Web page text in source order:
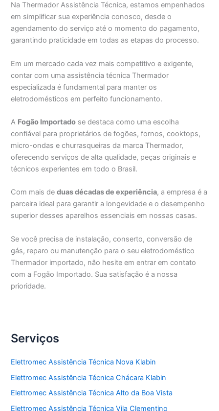
Na Thermador Assistência Técnica, estamos empenhados
em simplificar sua experiência conosco, desde o
agendamento do serviço até o momento do pagamento,
garantindo praticidade em todas as etapas do processo.
Em um mercado cada vez mais competitivo e exigente,
contar com uma assistência técnica Thermador
especializada é fundamental para manter os
eletrodomésticos em perfeito funcionamento.
A Fogão Importado se destaca como uma escolha
confiável para proprietários de fogões, fornos, cooktops,
micro-ondas e churrasqueiras da marca Thermador,
oferecendo serviços de alta qualidade, peças originais e
técnicos experientes em todo o Brasil.
Com mais deduas décadas de experiência, a empresa é a
parceira ideal para garantir a longevidade e o desempenho
superior desses aparelhos essenciais em nossas casas.
Se você precisa de instalação, conserto, conversão de
gás, reparo ou manutenção para o seu eletrodoméstico
Thermador importado, não hesite em entrar em contato
com a Fogão Importado. Sua satisfação é a nossa
prioridade.
Serviços
Elettromec Assistência Técnica Nova Klabin
Elettromec Assistência Técnica Chácara Klabin
Elettromec Assistência Técnica Alto da Boa Vista
Elettromec Assistência Técnica Vila Clementino